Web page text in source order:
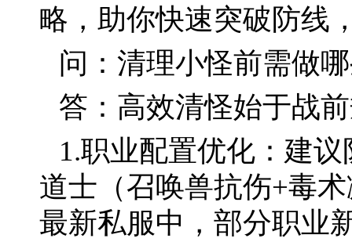
略，助你快速突破防线
问：清理小怪前需做
答：高效清怪始于战
1.职业配置优化：建
道士（召唤兽抗伤+毒
最新私服中，部分职业